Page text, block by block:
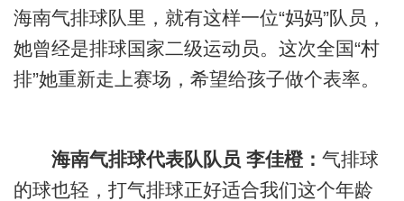
海南气排球队里，就有这样一位“妈妈”队员，
她曾经是排球国家二级运动员。这次全国“村
排”她重新走上赛场，希望给孩子做个表率。
海南气排球代表队队员 李佳橙： 气排球
的球也轻，打气排球正好适合我们这个年龄